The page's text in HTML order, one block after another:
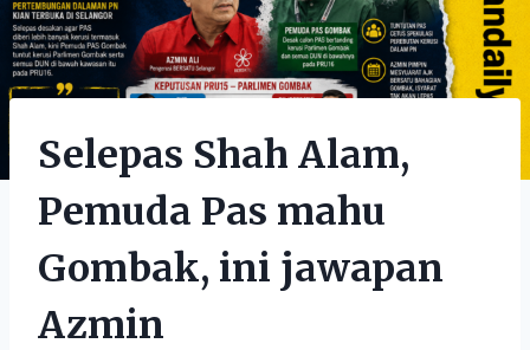
Selepas Shah Alam,
Pemuda Pas mahu
Gombak, ini jawapan
Azmin